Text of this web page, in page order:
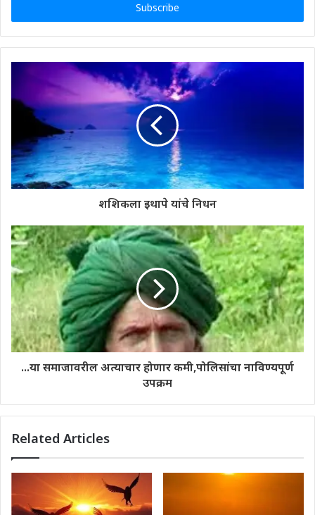
शशिकला इथापे यांचे निधन
...या समाजावरील अत्याचार होणार कमी,पोलिसांचा नाविण्यपूर्ण
उपक्रम
Related Articles